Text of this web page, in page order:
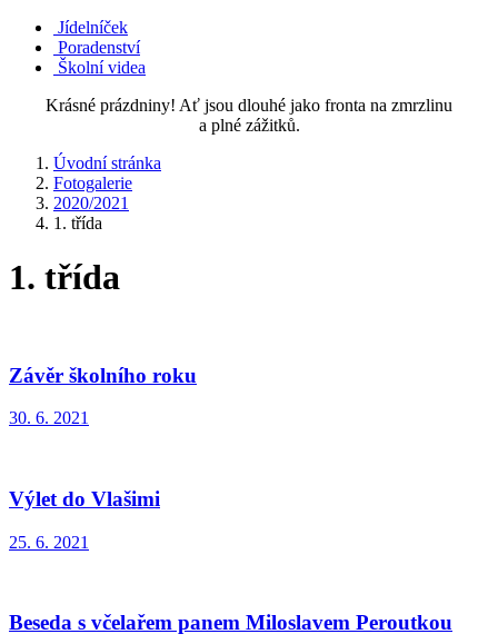
Jídelníček
Poradenství
Školní videa
Krásné prázdniny! Ať jsou dlouhé jako fronta na zmrzlinu
a plné zážitků.
Úvodní stránka
Fotogalerie
2020/2021
1. třída
1. třída
Závěr školního roku
30. 6. 2021
Výlet do Vlašimi
25. 6. 2021
Beseda s včelařem panem Miloslavem Peroutkou